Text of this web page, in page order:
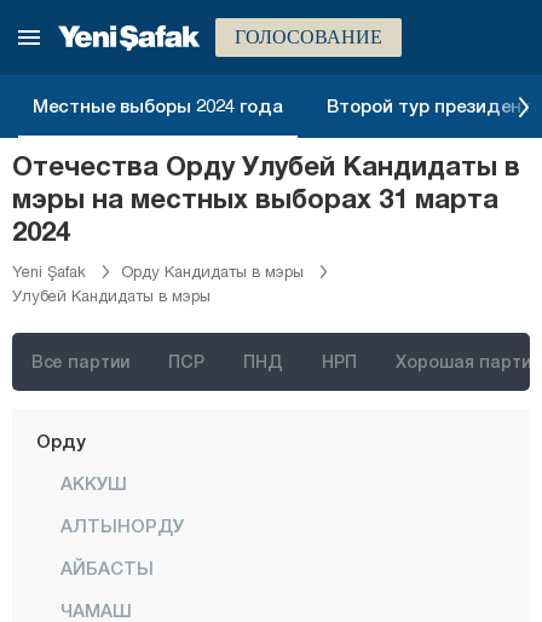
ГОЛОСОВАНИЕ
Местные выборы 2024 года Второй тур
Отечества Орду Улубей Кандидаты в
мэры на местных выборах 31 марта
2024
Yeni Şafak
Орду Кандидаты в мэры
Улубей Кандидаты в мэры
Все партии ПСР ПНД НРП Хорошая партия
Кютахья
Маниса
Мардин
Мерсин
Мугла
Муш
Нигде
Орду
АККУШ
АЛТЫНОРДУ
АЙБАСТЫ
ЧАМАШ